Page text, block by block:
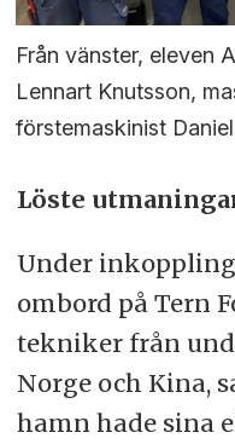
Från vänster, eleven
Lennart Knutsson,
förstemaskinist
Löste
Under
ombord på Tern
tekniker från
Norge och Kina,
hamn hade sina